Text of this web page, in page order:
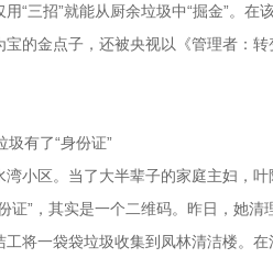
“三招”就能从厨余垃圾中“掘金”。在
的金点子，还被央视以《管理者：转
圾有了“身份证”
小区。当了大半辈子的家庭主妇，叶
”，其实是一个二维码。昨日，她清
将一袋袋垃圾收集到凤林清洁楼。在